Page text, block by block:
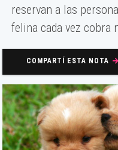
reservan a las
felina cada vez cobra
COMPARTÍ ESTA NOTA